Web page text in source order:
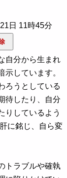
日 11時45分
自分から生まれ
しています。
ろうとしている
待したり、自分
りしているよう
に銘じ、自ら変
トラブルや確執